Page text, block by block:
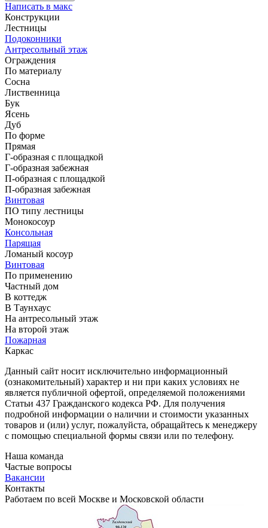
Написать в макс
Конструкции
Лестницы
Подоконники
Антресольный этаж
Ограждения
По материалу
Сосна
Лиственница
Бук
Ясень
Дуб
По форме
Прямая
Г-образная с площадкой
Г-образная забежная
П-образная с площадкой
П-образная забежная
Винтовая
ПО типу лестницы
Монокосоур
Консольная
Парящая
Ломаный косоур
Винтовая
По применению
Частный дом
В коттедж
В Таунхаус
На антресольный этаж
На второй этаж
Пожарная
Каркас
Данный сайт носит исключительно информационный
(ознакомительный) характер и ни при каких условиях не
является публичной офертой, определяемой положениями
Статьи 437 Гражданского кодекса РФ. Для получения
подробной информации о наличии и стоимости указанных
товаров и (или) услуг, пожалуйста, обращайтесь к менеджеру
с помощью специальной формы связи или по телефону.
Наша команда
Частые вопросы
Вакансии
Контакты
Работаем по всей Москве и Московской области